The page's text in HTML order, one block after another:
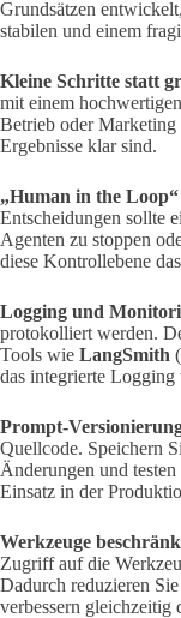
Grundsätzen
stabilen und einem
Kleine Schritte statt
mit einem
Betrieb oder Marketing
Ergebnisse klar sind.
„Human in the
Entscheidungen sollte
Agenten zu stoppen
diese Kontrollebene
Logging und
protokolliert werden.
Tools wie LangSmith
das integrierte Logging
Prompt-
Quellcode. Speichern
Änderungen und
Einsatz in der
Werkzeuge
Zugriff auf die
Dadurch reduzieren
verbessern